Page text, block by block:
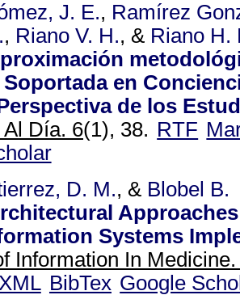
J. E., Ramírez
, Riano V. H., & Riano H.
en
de los
Día. 6(1), 38. RTF
D. M., & Blobel B.
Systems
Information In
XML BibTex Google